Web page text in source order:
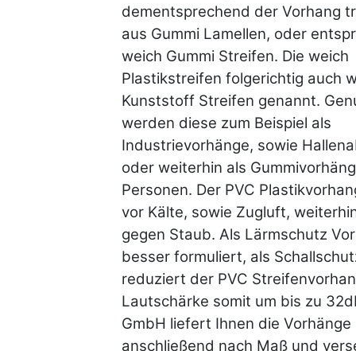
dementsprechend der Vorhang
aus Gummi Lamellen, oder
weich Gummi Streifen. Die weich
Plastikstreifen folgerichtig auch
Kunststoff Streifen genannt.
werden diese zum Beispiel als
Industrievorhänge, sowie
oder weiterhin als
Personen. Der PVC
vor Kälte, sowie Zugluft,
gegen Staub. Als Lärmschutz
besser formuliert, als
reduziert der PVC
Lautschärke somit um bis zu
GmbH liefert Ihnen die Vorhänge
anschließend nach Maß und